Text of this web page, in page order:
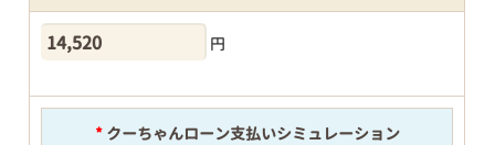
円
*クーちゃんローン支払いシミュレーション